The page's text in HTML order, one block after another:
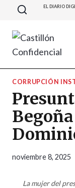
Saltar
contenido
EL DIARIO
CORRUPCIÓN
noviembre 8, 2025
La mujer del